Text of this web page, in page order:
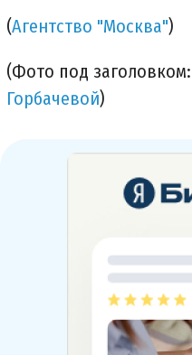
(Агентство "Москва")
(Фото под заголовком:
Горбачевой)